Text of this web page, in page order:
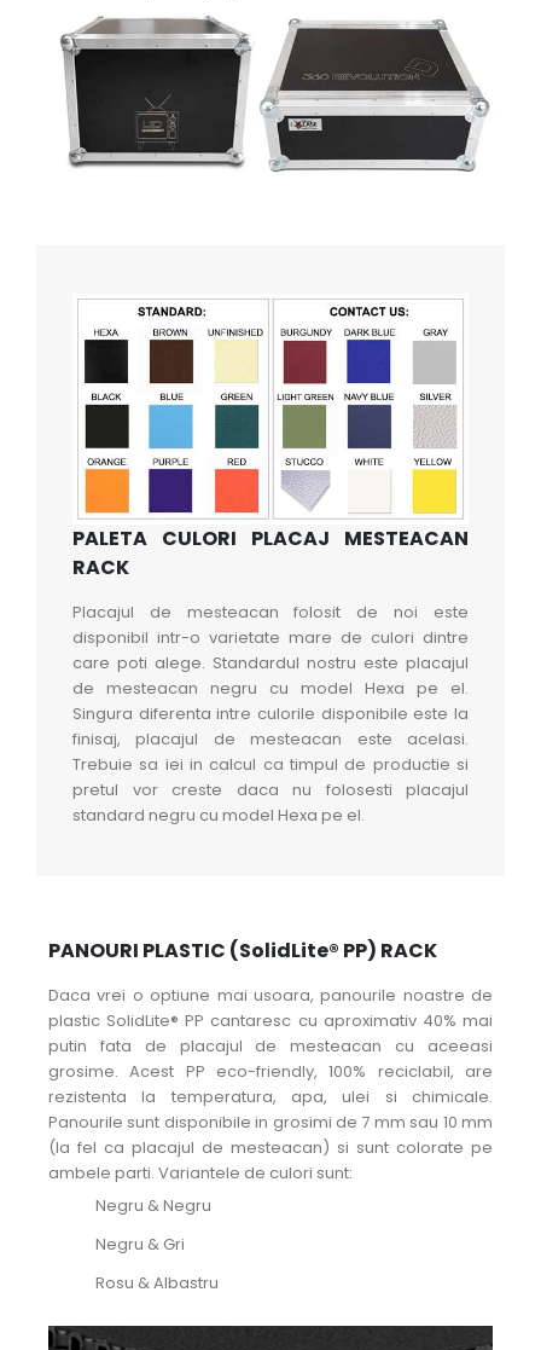
PALETA CULORI PLACAJ MESTEACAN
RACK
Placajul de mesteacan folosit de noi este
disponibil intr-o varietate mare de culori dintre
care poti alege. Standardul nostru este placajul
de mesteacan negru cu model Hexa pe el.
Singura diferenta intre culorile disponibile este la
finisaj, placajul de mesteacan este acelasi.
Trebuie sa iei in calcul ca timpul de productie si
pretul vor creste daca nu folosesti placajul
standard negru cu model Hexa pe el.
PANOURI PLASTIC (SolidLite® PP) RACK
Daca vrei o optiune mai usoara, panourile noastre de
plastic SolidLite® PP cantaresc cu aproximativ 40% mai
putin fata de placajul de mesteacan cu aceeasi
grosime. Acest PP eco-friendly, 100% reciclabil, are
rezistenta la temperatura, apa, ulei si chimicale.
Panourile sunt disponibile in grosimi de 7 mm sau 10 mm
(la fel ca placajul de mesteacan) si sunt colorate pe
ambele parti. Variantele de culori sunt:
Negru & Negru
Negru & Gri
Rosu & Albastru